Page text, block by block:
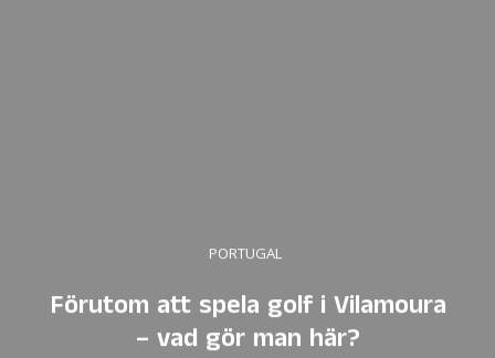
PORTUGAL
Förutom att spela golf i Vilamoura
– vad gör man här?